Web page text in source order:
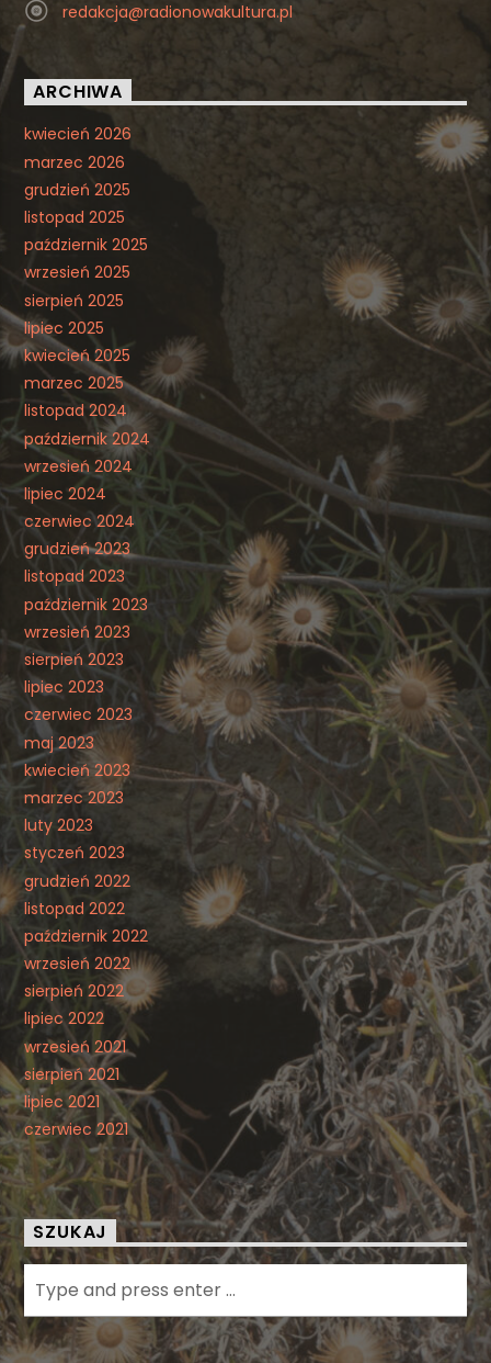
redakcja@radionowakultura.pl
ARCHIWA
kwiecień 2026
marzec 2026
grudzień 2025
listopad 2025
październik 2025
wrzesień 2025
sierpień 2025
lipiec 2025
kwiecień 2025
marzec 2025
listopad 2024
październik 2024
wrzesień 2024
lipiec 2024
czerwiec 2024
grudzień 2023
listopad 2023
październik 2023
wrzesień 2023
sierpień 2023
lipiec 2023
czerwiec 2023
maj 2023
kwiecień 2023
marzec 2023
luty 2023
styczeń 2023
grudzień 2022
listopad 2022
październik 2022
wrzesień 2022
sierpień 2022
lipiec 2022
wrzesień 2021
sierpień 2021
lipiec 2021
czerwiec 2021
SZUKAJ